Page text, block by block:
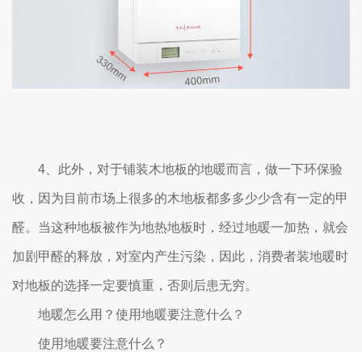
4、此外，对于铺装木地板的地暖而言，做一下环保验
收，因为目前市场上很多的木地板都多多少少含有一定的甲
醛。当这种地板被作为地热地板时，经过地暖一加热，就会
加剧甲醛的释放，对室内产生污染，因此，消费者装地暖时
对地板的选择一定要慎重，否则后患无穷。
地暖怎么用？使用地暖要注意什么？
使用地暖要注意什么？